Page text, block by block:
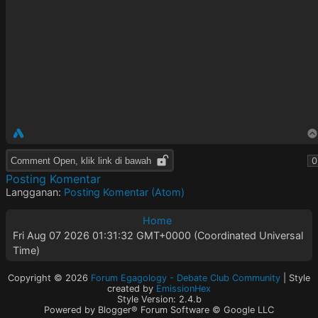
Comment Open, klik link di bawah 0
Posting Komentar
Langganan: Posting Komentar (Atom)
Home
Fri Aug 07 2026 01:31:32 GMT+0000 (Coordinated Universal
Time)
Copyright © 2026 Forum Egagology - Debate Club Community | Style
created by EmissionHex
Style Version: 2.4.b
Powered by Blogger® Forum Software © Google LLC